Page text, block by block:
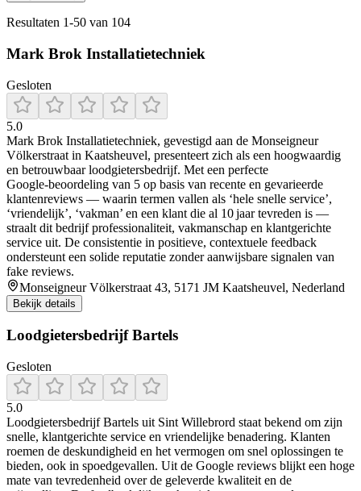
Resultaten 1-50 van 104
Mark Brok Installatietechniek
Gesloten
5.0
Mark Brok Installatietechniek, gevestigd aan de Monseigneur
Völkerstraat in Kaatsheuvel, presenteert zich als een hoogwaardig
en betrouwbaar loodgietersbedrijf. Met een perfecte
Google‑beoordeling van 5 op basis van recente en gevarieerde
klantenreviews — waarin termen vallen als ‘hele snelle service’,
‘vriendelijk’, ‘vakman’ en een klant die al 10 jaar tevreden is —
straalt dit bedrijf professionaliteit, vakmanschap en klantgerichte
service uit. De consistentie in positieve, contextuele feedback
ondersteunt een solide reputatie zonder aanwijsbare signalen van
fake reviews.
Monseigneur Völkerstraat 43, 5171 JM Kaatsheuvel, Nederland
Bekijk details
Loodgietersbedrijf Bartels
Gesloten
5.0
Loodgietersbedrijf Bartels uit Sint Willebrord staat bekend om zijn
snelle, klantgerichte service en vriendelijke benadering. Klanten
roemen de deskundigheid en het vermogen om snel oplossingen te
bieden, ook in spoedgevallen. Uit de Google reviews blijkt een hoge
mate van tevredenheid over de geleverde kwaliteit en de